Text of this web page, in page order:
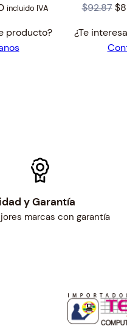
Current
is:
$138.00.
incluido IVA
producto?
$92.87 $
¿Te
y Garantía
marcas con garantía